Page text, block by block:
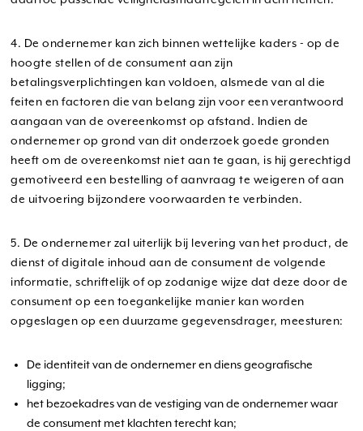
4. De ondernemer kan zich binnen wettelijke kaders - op de
hoogte stellen of de consument aan zijn
betalingsverplichtingen kan voldoen, alsmede van al die
feiten en factoren die van belang zijn voor een verantwoord
aangaan van de overeenkomst op afstand. Indien de
ondernemer op grond van dit onderzoek goede gronden
heeft om de overeenkomst niet aan te gaan, is hij gerechtigd
gemotiveerd een bestelling of aanvraag te weigeren of aan
de uitvoering bijzondere voorwaarden te verbinden.
5. De ondernemer zal uiterlijk bij levering van het product, de
dienst of digitale inhoud aan de consument de volgende
informatie, schriftelijk of op zodanige wijze dat deze door de
consument op een toegankelijke manier kan worden
opgeslagen op een duurzame gegevensdrager, meesturen:
De identiteit van de ondernemer en diens geografische
ligging;
het bezoekadres van de vestiging van de ondernemer waar
de consument met klachten terecht kan;